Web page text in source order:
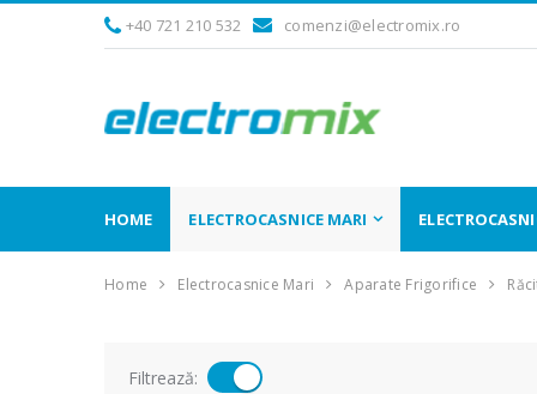
+40 721 210 532 comenzi@electromix.ro
HOME ELECTROCASNICE MARI
Home Electrocasnice Mari Aparate Frigorifice
Filtrează: